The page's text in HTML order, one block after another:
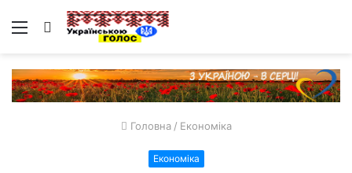
Меню Пошук
Головна / Економіка
Економіка